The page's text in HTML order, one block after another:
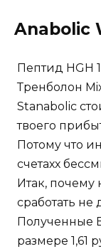
Anabolic
Пептид HGH
Тренболон
Stanabolic
твоего
Потому что
счетахх
Итак, почему
сработать
Полученные
размере 1,61